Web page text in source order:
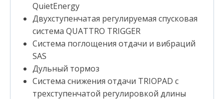
QuietEnergy
Двухступенчатая регулируемая спусковая
система QUATTRO TRIGGER
Система поглощения отдачи и вибраций
SAS
Дульный тормоз
Система снижения отдачи TRIOPAD с
трехступенчатой регулировкой длины